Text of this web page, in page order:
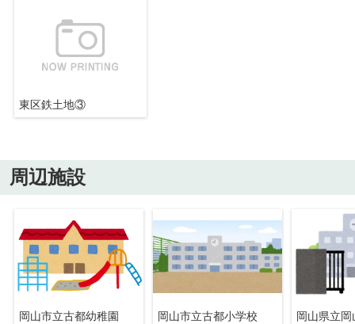
東区鉄土地③
周辺施設
岡山市立古都幼稚園
岡山市立古都小学校
岡山県立